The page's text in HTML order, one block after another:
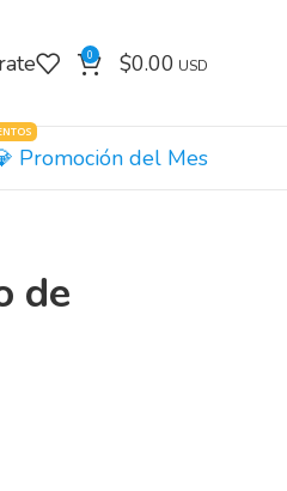
0 $0.00
Promoción del Mes
de